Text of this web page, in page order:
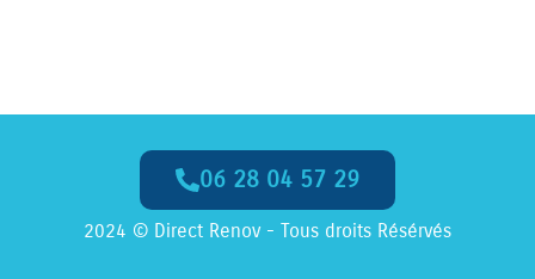
Appelez-Nous dès Maintenant
06 28 04 57 29
06 28 04 57 29
2024 © Direct Renov - Tous droits Résérvés